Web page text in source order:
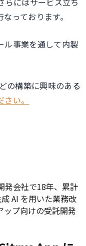
っております。
ル事業を通して内製
の構築に興味のある
い。
発会社で18年、累計
AI を用いた業務改
ップ向けの受託開発